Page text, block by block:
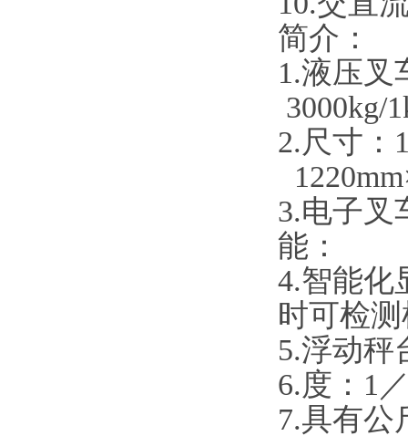
简介：
1.液压叉
2.尺寸：
3.电子叉
能：
4.智能
时可检
5.浮动秤
6.度：1
7.具有公